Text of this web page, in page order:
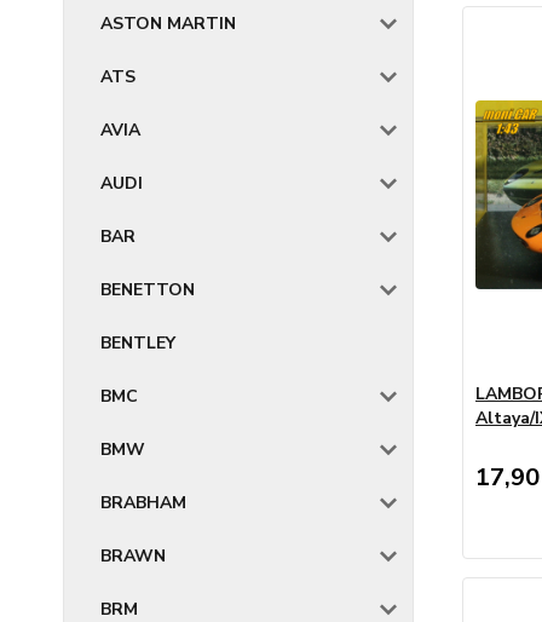
ASTON MARTIN
ATS
AVIA
AUDI
BAR
BENETTON
BENTLEY
BMC
BMW
BRABHAM
BRAWN
BRM
Altaya/